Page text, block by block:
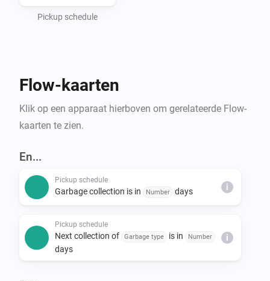
- Hallingdal Renovasjon
- Søndre Helgeland Miljøverk (SHMIL)
- Time Kommune
- Solør Renovasjon IKS (SOR)
- Lofoten Avfallsselskap IKS (LAS)
- Karmøy Kommune
*Note that Min Renovasjon is an umbrella service that
Pickup schedule
Flow-kaarten
Klik op een apparaat hierboven om gerelateerde Flow-
kaarten te zien.
En...
Pickup schedule
Garbage collection is in Number days i
Pickup schedule
Next collection of Garbage type is in Number
days
i